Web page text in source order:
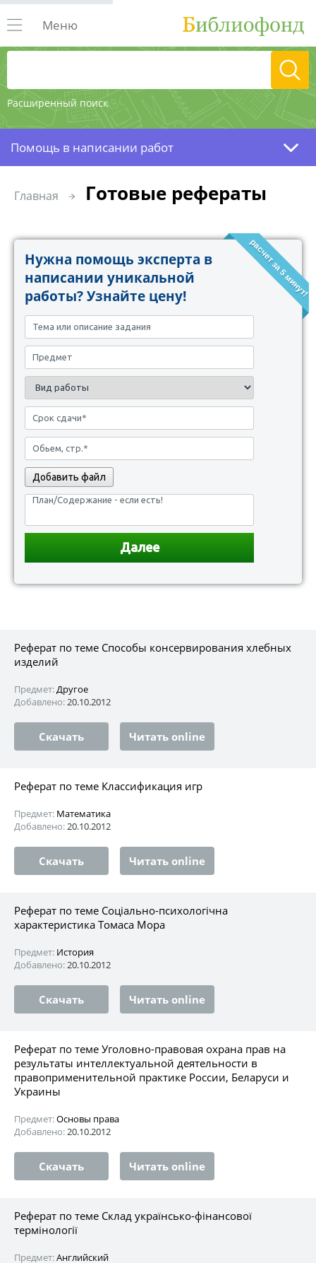
Расширенный поиск
Меню
Помощь в написании работ
Главная Готовые рефераты
расчет за 5 минут!
Нужна помощь эксперта в
написании уникальной
работы? Узнайте цену!
Добавить файл
Реферат по теме Способы консервирования хлебных
изделий
Предмет:Другое
Добавлено:20.10.2012
Скачать Читать online
Реферат по теме Классификация игр
Предмет: Математика
Добавлено:20.10.2012
Скачать Читать online
Реферат по теме Соціально-психологічна
характеристика Томаса Мора
Предмет: История
Добавлено:20.10.2012
Скачать Читать online
Реферат по теме Уголовно-правовая охрана прав на
результаты интеллектуальной деятельности в
правоприменительной практике России, Беларуси и
Украины
Предмет:Основы права
Добавлено:20.10.2012
Скачать Читать online
Реферат по теме Склад українсько-фінансової
термінології
Предмет:Английский